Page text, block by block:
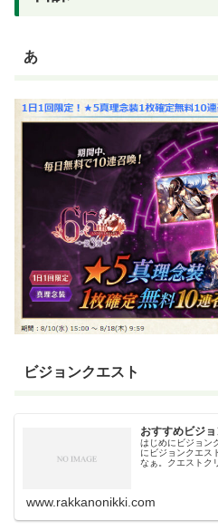
あ
ビジョンクエスト
おすすめビジ
はじめにビジョン
にビジョンクエス
なぁ。クエストク
www.rakkanonikki.com